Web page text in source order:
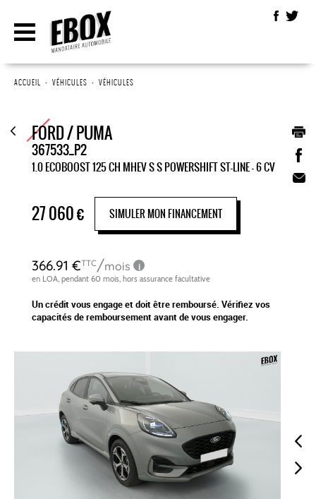
ACCUEIL • VÉHICULES • VÉHICULES
FORD / PUMA
367533_P2
1.0 ECOBOOST 125 CH MHEV S S POWERSHIFT ST-LINE - 6 CV
27 060€ SIMULER MON FINANCEMENT
Un crédit vous engage et doit être remboursé. Vérifiez vos
capacités de remboursement avant de vous engager.